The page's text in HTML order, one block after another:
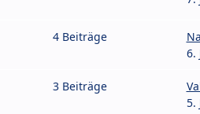
4 Beiträge
6.
3 Beiträge
5.